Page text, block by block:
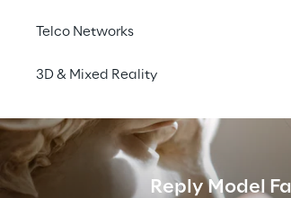
Telco Networks
3D & Mixed Reality
Reply Model
Die
Dies sind die drei